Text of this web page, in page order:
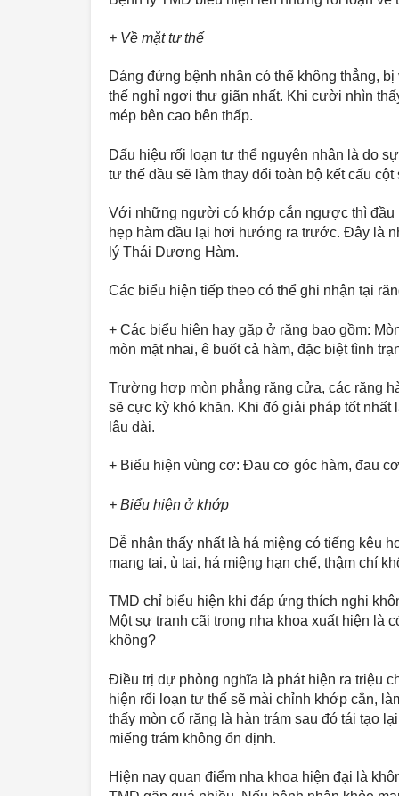
+ Về mặt tư thế
Dáng đứng bệnh nhân có thể không thẳng,
thế nghỉ ngơi thư giãn nhất. Khi cười nhìn
mép bên cao bên thấp.
Dấu hiệu rối loạn tư thể nguyên nhân là do
tư thế đầu sẽ làm thay đổi toàn bộ kết cấu cột
Với những người có khớp cắn ngược thì
hẹp hàm đầu lại hơi hướng ra trước. Đây là
lý Thái Dương Hàm.
Các biểu hiện tiếp theo có thể ghi nhận tại
+ Các biểu hiện hay gặp ở răng bao gồm:
mòn mặt nhai, ê buốt cả hàm, đặc biệt tình
Trường hợp mòn phẳng răng cửa, các răng
sẽ cực kỳ khó khăn. Khi đó giải pháp tốt
lâu dài.
+ Biểu hiện vùng cơ: Đau cơ góc hàm, đau
+ Biểu hiện ở khớp
Dễ nhận thấy nhất là há miệng có tiếng kêu
mang tai, ù tai, há miệng hạn chế, thậm chí
TMD chỉ biểu hiện khi đáp ứng thích nghi
Một sự tranh cãi trong nha khoa xuất hiện là
không?
Điều trị dự phòng nghĩa là phát hiện ra triệu
hiện rối loạn tư thế sẽ mài chỉnh khớp cắn,
thấy mòn cổ răng là hàn trám sau đó tái tạo
miếng trám không ổn định.
Hiện nay quan điểm nha khoa hiện đại là